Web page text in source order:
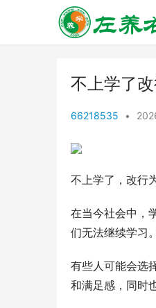
不上学了
66218535 •
不上学了，改行
在当今社会中，
们无法继续学习
有些人可能会选
和满足感，同时